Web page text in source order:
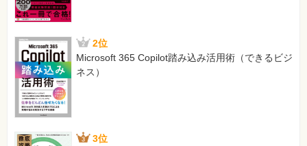
2位
Microsoft 365 Copilot踏み込み活用術（できるビジ
ネス）
3位